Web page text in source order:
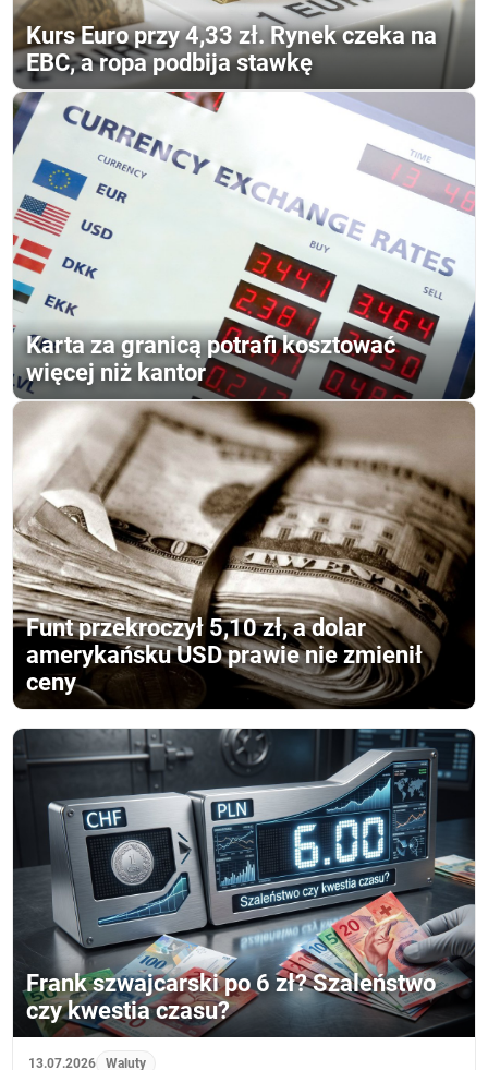
Kurs Euro przy 4,33 zł. Rynek czeka na
EBC, a ropa podbija stawkę
Karta za granicą potrafi kosztować
więcej niż kantor
Funt przekroczył 5,10 zł, a dolar
amerykańsku USD prawie nie zmienił
ceny
Frank szwajcarski po 6 zł? Szaleństwo
czy kwestia czasu?
13.07.2026 Waluty